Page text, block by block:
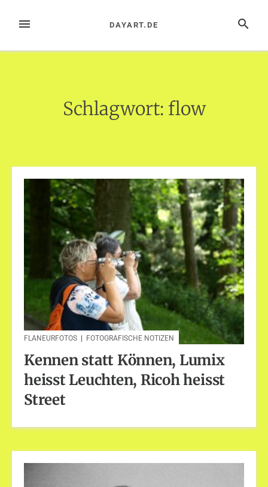
InhaltMENÜ SUCHE
DAYART.DE
Schlagwort: flow
FLANEURFOTOS FOTOGRAFISCHE NOTIZEN
Kennen statt Können, Lumix
heisst Leuchten, Ricoh heisst
Street